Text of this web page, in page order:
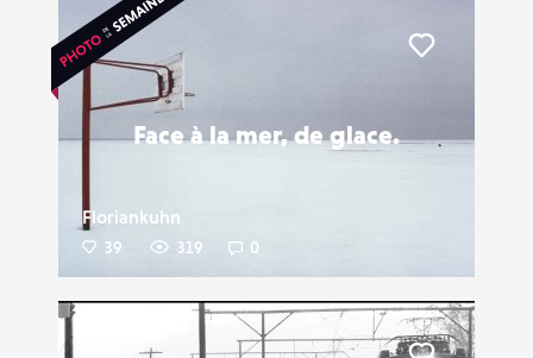
Face à la mer, de glace.
Floriankuhn
39 319 0